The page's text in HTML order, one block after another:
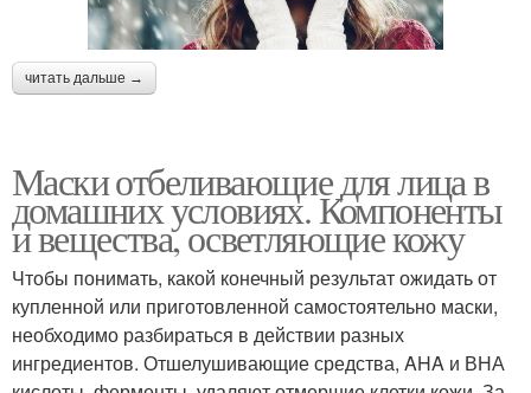
читать дальше →
Маски отбеливающие для лица в
домашних условиях. Компоненты
и вещества, осветляющие кожу
Чтобы понимать, какой конечный результат ожидать от
купленной или приготовленной самостоятельно маски,
необходимо разбираться в действии разных
ингредиентов. Отшелушивающие средства, AHA и ВНА